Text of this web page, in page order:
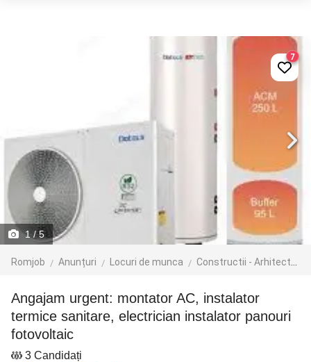
1 / 5
Romjob Anunțuri Locuri de munca Constructii - Arhitectura - Design
7
Angajam urgent: montator AC, instalator
termice sanitare, electrician instalator panouri
fotovoltaic
3 Candidați